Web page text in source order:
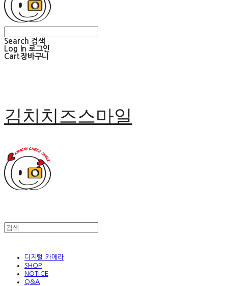
Search 검색
Log In 로그인
Cart장바구니
김치치즈스마일
디지털 카메라
SHOP
NOTICE
Q&A